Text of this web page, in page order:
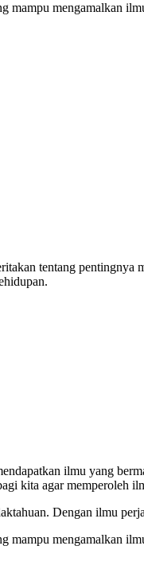
mampu mengamalkan
tentang pentingnya
ilmu yang
kita agar memperoleh
Dengan ilmu
mampu mengamalkan